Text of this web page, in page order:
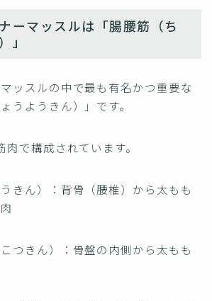
ーマッスルは「腸腰筋（ち
」
ッスルの中で最も有名かつ重要な
うようきん）」です。
で構成されています。
きん）：背骨（腰椎）から太もも
つきん）：骨盤の内側から太もも